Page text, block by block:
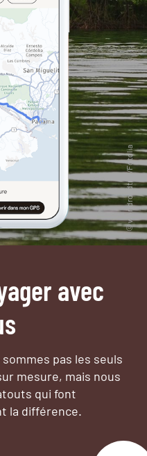
avec
pas les seuls
mesure, mais nous
qui font
la différence.